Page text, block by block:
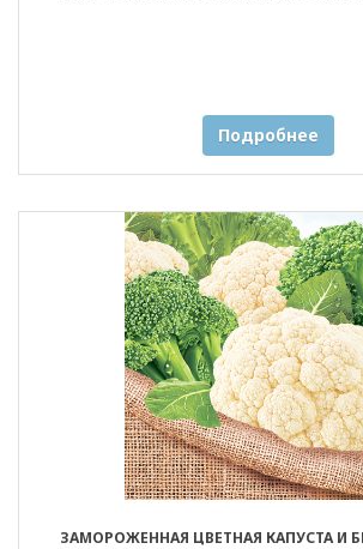
Подробнее
ЗАМОРОЖЕННАЯ ЦВЕТНАЯ КАПУСТА И